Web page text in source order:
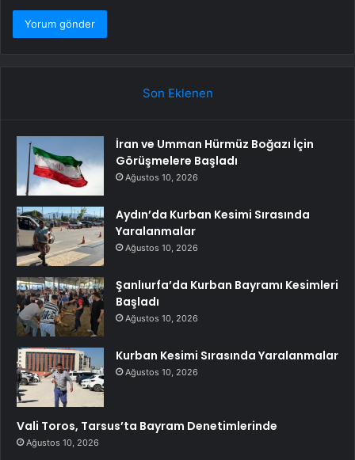
Son Eklenen
İran ve Umman Hürmüz Boğazı İçin
Görüşmelere Başladı
Ağustos 10, 2026
Aydın’da Kurban Kesimi Sırasında
Yaralanmalar
Ağustos 10, 2026
Şanlıurfa’da Kurban Bayramı Kesimleri
Başladı
Ağustos 10, 2026
Kurban Kesimi Sırasında Yaralanmalar
Ağustos 10, 2026
Vali Toros, Tarsus’ta Bayram Denetimlerinde
Ağustos 10, 2026